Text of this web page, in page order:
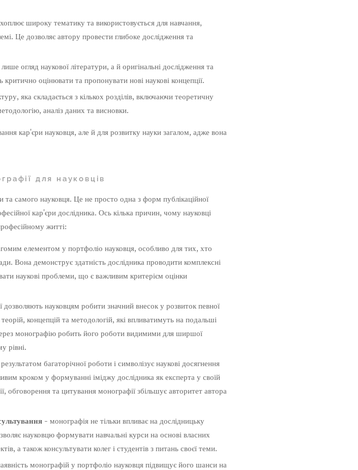
широку тематику та використовується для навчання,
Це дозволяє автору провести глибоке дослідження та
огляд наукової літератури, а й оригінальні дослідження та
оцінювати та пропонувати нові наукові концепції.
яка складається з кількох розділів, включаючи теоретичну
аналіз даних та висновки.
кар'єри науковця, але й для розвитку науки загалом, адже вона
для науковців
та самого науковця. Це не просто одна з форм публікаційної
кар'єри дослідника. Ось кілька причин, чому науковці
житті:
елементом у портфоліо науковця, особливо для тих, хто
Вона демонструє здатність дослідника проводити комплексні
наукові проблеми, що є важливим критерієм оцінки
дозволяють науковцям робити значний внесок у розвиток певної
концепцій та методологій, які впливатимуть на подальші
монографію робить його роботи видимими для ширшої
рівні.
багаторічної роботи і символізує наукові досягнення
кроком у формуванні іміджу дослідника як експерта у своїй
обговорення та цитування монографії збільшує авторитет автора
- монографія не тільки впливає на дослідницьку
науковцю формувати навчальні курси на основі власних
а також консультувати колег і студентів з питань своєї теми.
монографій у портфоліо науковця підвищує його шанси на